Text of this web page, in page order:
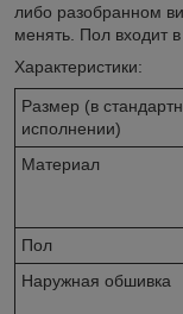
либо разобранном
менять. Пол входит в
Характеристики:
Размер (в
исполнении)
Материал
Пол
Наружная обшивка